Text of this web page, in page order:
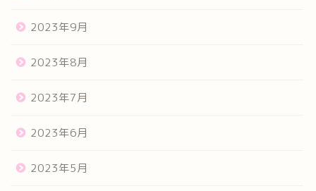
2023年9月
2023年8月
2023年7月
2023年6月
2023年5月